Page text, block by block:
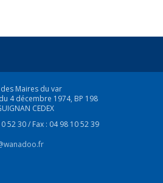
Maires du var
4 décembre 1974, BP 198
CEDEX
52 30 / Fax : 04 98 10 52 39